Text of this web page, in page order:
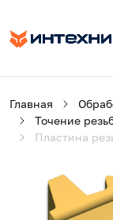
Главная
Точение
Пластина